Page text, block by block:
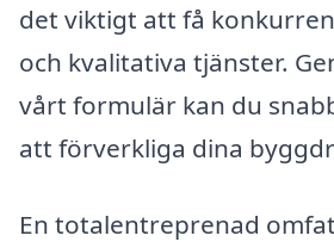
det viktigt att få
och kvalitativa tjänster.
vårt formulär kan du
att förverkliga dina
En totalentreprenad